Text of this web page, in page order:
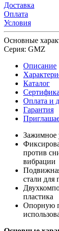
Доставка
Оплата
Условия
Основные
Серия: GMZ
Описание
Каталог
Оплата и
Гарантия
Зажимное
против
вибрации
стали для
пластика
Опорную